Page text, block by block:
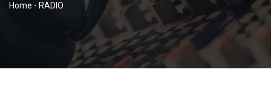
Home - RADIO